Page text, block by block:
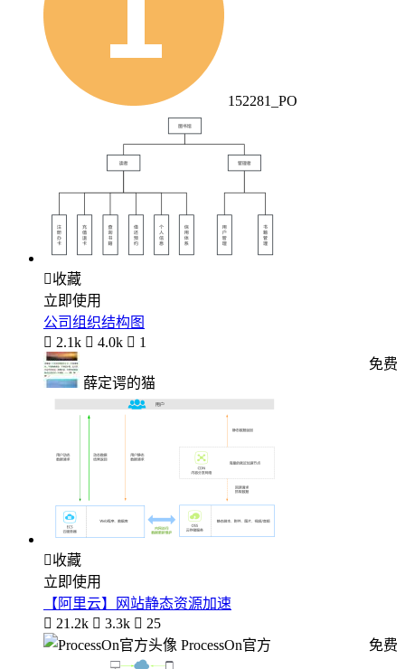
152281_PO
收藏
立即使用
公司组织结构图
 2.1k  4.0k  1
薛定谔的猫
免费
收藏
立即使用
【阿里云】网站静态资源加速
 21.2k  3.3k  25
ProcessOn官方
免费